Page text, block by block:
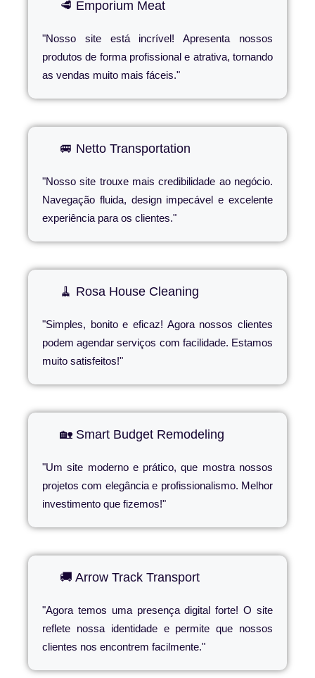
🥩 Emporium Meat
"Nosso site está incrível! Apresenta nossos
produtos de forma profissional e atrativa, tornando
as vendas muito mais fáceis."
🚐 Netto Transportation
"Nosso site trouxe mais credibilidade ao negócio.
Navegação fluida, design impecável e excelente
experiência para os clientes."
🧹 Rosa House Cleaning
"Simples, bonito e eficaz! Agora nossos clientes
podem agendar serviços com facilidade. Estamos
muito satisfeitos!"
🏡 Smart Budget Remodeling
"Um site moderno e prático, que mostra nossos
projetos com elegância e profissionalismo. Melhor
investimento que fizemos!"
🚚 Arrow Track Transport
"Agora temos uma presença digital forte! O site
reflete nossa identidade e permite que nossos
clientes nos encontrem facilmente."